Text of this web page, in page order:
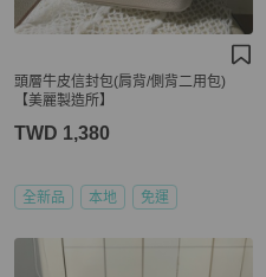
頭層牛皮信封包(肩背/側背二用包)
【美麗製造所】
TWD 1,380
全新品 本地 免運